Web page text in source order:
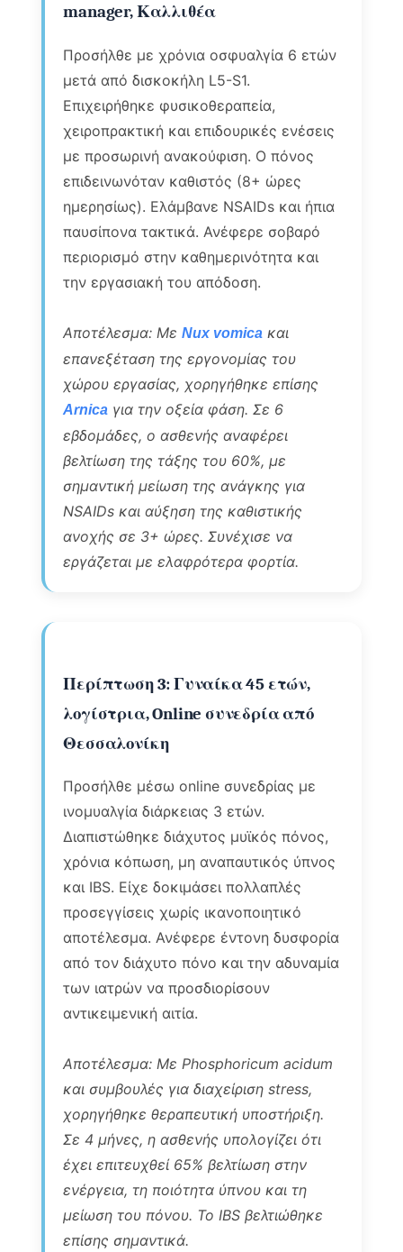
manager, Καλλιθέα
Προσήλθε με χρόνια οσφυαλγία 6 ετών
μετά από δισκοκήλη L5-S1.
Επιχειρήθηκε φυσικοθεραπεία,
χειροπρακτική και επιδουρικές ενέσεις
με προσωρινή ανακούφιση. Ο πόνος
επιδεινωνόταν καθιστός (8+ ώρες
ημερησίως). Ελάμβανε NSAIDs και ήπια
παυσίπονα τακτικά. Ανέφερε σοβαρό
περιορισμό στην καθημερινότητα και
την εργασιακή του απόδοση.
Αποτέλεσμα: ΜεNux vomica και
επανεξέταση της εργονομίας του
χώρου εργασίας, χορηγήθηκε επίσης
Arnica για την οξεία φάση. Σε 6
εβδομάδες, ο ασθενής αναφέρει
βελτίωση της τάξης του 60%, με
σημαντική μείωση της ανάγκης για
NSAIDs και αύξηση της καθιστικής
ανοχής σε 3+ ώρες. Συνέχισε να
εργάζεται με ελαφρότερα φορτία.
Περίπτωση 3: Γυναίκα 45 ετών,
λογίστρια, Online συνεδρία από
Θεσσαλονίκη
Προσήλθε μέσω online συνεδρίας με
ινομυαλγία διάρκειας 3 ετών.
Διαπιστώθηκε διάχυτος μυϊκός πόνος,
χρόνια κόπωση, μη αναπαυτικός ύπνος
και IBS. Είχε δοκιμάσει πολλαπλές
προσεγγίσεις χωρίς ικανοποιητικό
αποτέλεσμα. Ανέφερε έντονη δυσφορία
από τον διάχυτο πόνο και την αδυναμία
των ιατρών να προσδιορίσουν
αντικειμενική αιτία.
Αποτέλεσμα: Με Phosphoricum acidum
και συμβουλές για διαχείριση stress,
χορηγήθηκε θεραπευτική υποστήριξη.
Σε 4 μήνες, η ασθενής υπολογίζει ότι
έχει επιτευχθεί 65% βελτίωση στην
ενέργεια, τη ποιότητα ύπνου και τη
μείωση του πόνου. Το IBS βελτιώθηκε
επίσης σημαντικά.